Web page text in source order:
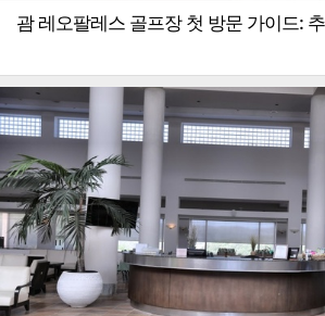
괌 레오팔레스 골프장 첫 방문 가이드: